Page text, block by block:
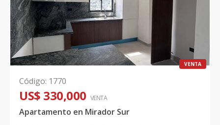
VENTA
Código: 1770
US$ 330,000 VENTA
Apartamento en Mirador Sur